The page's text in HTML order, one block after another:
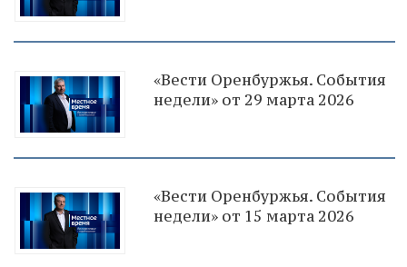
«Вести Оренбуржья. События
недели» от 29 марта 2026
«Вести Оренбуржья. События
недели» от 15 марта 2026